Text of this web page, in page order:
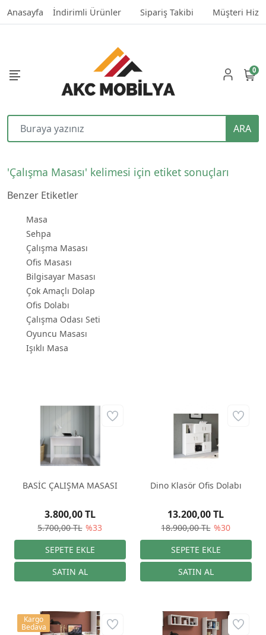
Anasayfa İndirimli Ürünler Sipariş Takibi Müşteri
ARA
0
'Çalışma Masası' kelimesi için etiket sonuçları
Benzer Etiketler
Masa
Sehpa
Çalışma Masası
Ofis Masası
Bilgisayar Masası
Çok Amaçlı Dolap
Ofis Dolabı
Çalışma Odası Seti
Oyuncu Masası
Işıklı Masa
BASİC ÇALIŞMA MASASI
5.700,00 TL %33
3.800,00 TL
Dino Klasör Ofis Dolabı
18.900,00 TL %30
13.200,00 TL
Kargo
Bedava